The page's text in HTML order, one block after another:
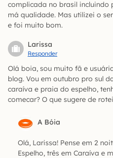
complicada no brasil incluindo
má qualidade. Mas utilizei o
e foi muito bom.
Larissa
Responder
Olá boia, sou muito fã e
blog. Vou em outubro pro sul
caraíva e praia do espelho,
comecar? O que sugere de
A Bóia
Olá, Larissa! Pense em 2
Espelho, três em Caraíva e